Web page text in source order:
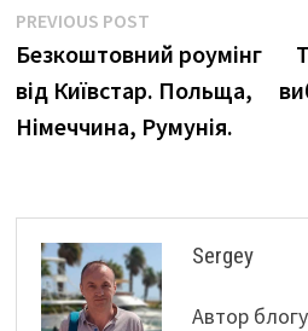
Навігація
записів
PREVIOUS POSTPrevious
post:
Безкоштовний роумінг
від Київстар. Польща,
Німеччина, Румунія.
Sergey
Автор